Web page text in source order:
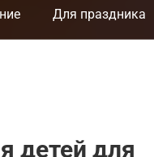
Для праздника
детей для